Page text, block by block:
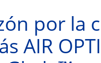
por la
AIR